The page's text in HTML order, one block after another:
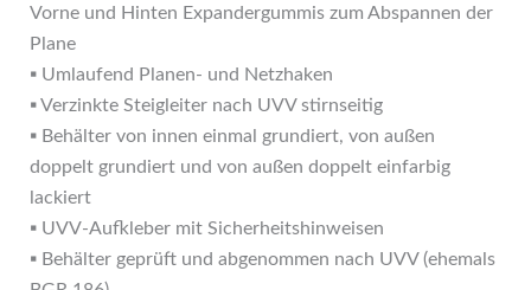
Vorne und Hinten Expandergummis zum Abspannen der
Plane
▪ Umlaufend Planen- und Netzhaken
▪ Verzinkte Steigleiter nach UVV stirnseitig
▪ Behälter von innen einmal grundiert, von außen
doppelt grundiert und von außen doppelt einfarbig
lackiert
▪ UVV-Aufkleber mit Sicherheitshinweisen
▪ Behälter geprüft und abgenommen nach UVV (ehemals